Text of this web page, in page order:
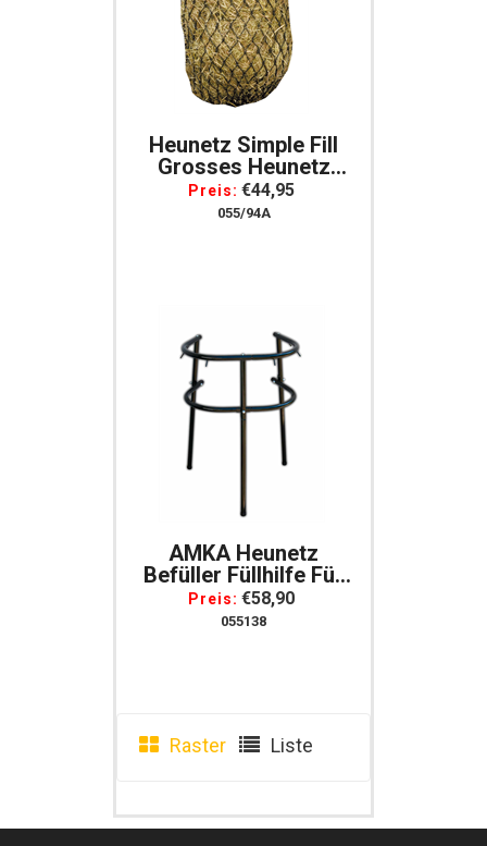
Heunetz Simple Fill
Grosses Heunetz
Heuraufe Mit Kleinen
Maschen
Preis: €44,95
055/94A
AMKA Heunetz
Befüller Füllhilfe Für
Heunetze
Preis: €58,90
055138
Raster Liste